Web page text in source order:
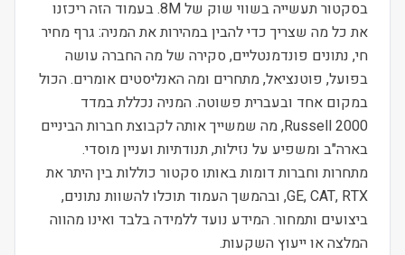
בסקטור תעשייה בשווי שוק של 8M. בעמוד הזה ריכזנו
את כל מה שצריך כדי להבין במהירות את המניה: גרף מחיר
חי, נתונים פונדמנטליים, סקירה של מה החברה עושה
בפועל, פוטנציאל, מתחרים ומה האנליסטים אומרים. הכול
במקום אחד ובעברית פשוטה. המניה נכללת במדד
Russell 2000, מה שמשייך אותה לקבוצת חברות הביניים
בארה"ב ומשפיע על נזילות, תנודתיות ועניין מוסדי.
מתחרות וחברות דומות באותו סקטור כוללות בין היתר את
GE, CAT, RTX, ובהמשך העמוד תוכלו להשוות נתונים,
ביצועים ותמחור. המידע נועד ללמידה בלבד ואינו מהווה
המלצה או ייעוץ השקעות.